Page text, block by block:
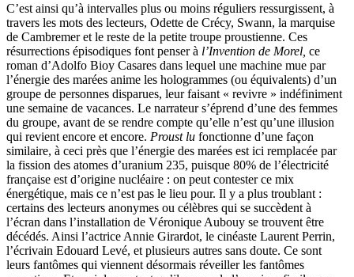
C’est ainsi qu’à intervalles plus ou moins réguliers ressurgissent, à
travers les mots des lecteurs, Odette de Crécy, Swann, la marquise
de Cambremer et le reste de la petite troupe proustienne. Ces
résurrections épisodiques font penser à l’Invention de Morel, ce
roman d’Adolfo Bioy Casares dans lequel une machine mue par
l’énergie des marées anime les hologrammes (ou équivalents) d’un
groupe de personnes disparues, leur faisant « revivre » indéfiniment
une semaine de vacances. Le narrateur s’éprend d’une des femmes
du groupe, avant de se rendre compte qu’elle n’est qu’une illusion
qui revient encore et encore. Proust lu fonctionne d’une façon
similaire, à ceci près que l’énergie des marées est ici remplacée par
la fission des atomes d’uranium 235, puisque 80% de l’électricité
française est d’origine nucléaire : on peut contester ce mix
énergétique, mais ce n’est pas le lieu pour. Il y a plus troublant :
certains des lecteurs anonymes ou célèbres qui se succèdent à
l’écran dans l’installation de Véronique Aubouy se trouvent être
décédés. Ainsi l’actrice Annie Girardot, le cinéaste Laurent Perrin,
l’écrivain Edouard Levé, et plusieurs autres sans doute. Ce sont
leurs fantômes qui viennent désormais réveiller les fantômes